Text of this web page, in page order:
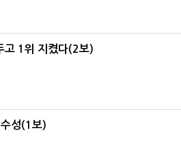
1위 지켰다(2보)
성(1보)